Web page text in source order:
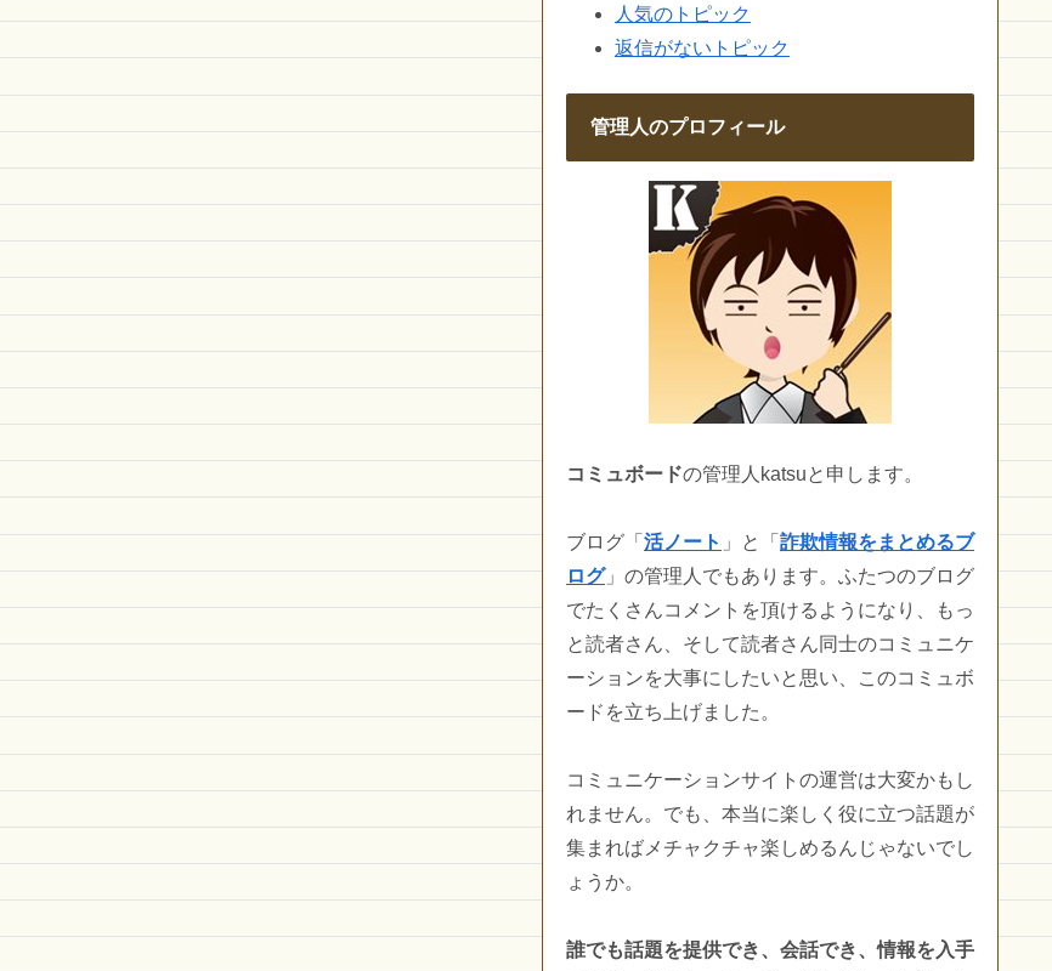
人気のトピック
返信がないトピック
管理人のプロフィール
コミュボードの管理人katsuと申します。
ブログ「 活ノート 」と「 詐欺情報をまとめるブ
ログ」の管理人でもあります。ふたつのブログ
でたくさんコメントを頂けるようになり、もっ
と読者さん、そして読者さん同士のコミュニケ
ーションを大事にしたいと思い、このコミュボ
ードを立ち上げました。
コミュニケーションサイトの運営は大変かもし
れません。でも、本当に楽しく役に立つ話題が
集まればメチャクチャ楽しめるんじゃないでし
ょうか。
誰でも話題を提供でき、会話でき、情報を入手